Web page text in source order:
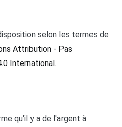
selon les termes de
Attribution - Pas
International.
qu'il y a de l'argent à